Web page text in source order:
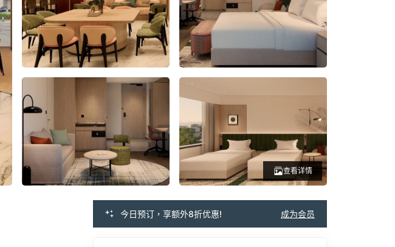
查看详情
今日预订，享额外8折优惠! 成为会员